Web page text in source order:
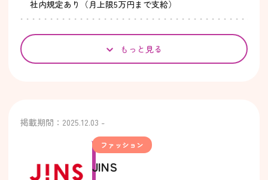
社内規定あり（月上限5万円まで支給）
もっと見る
掲載期間：2025.12.03 -
ファッション
JINS